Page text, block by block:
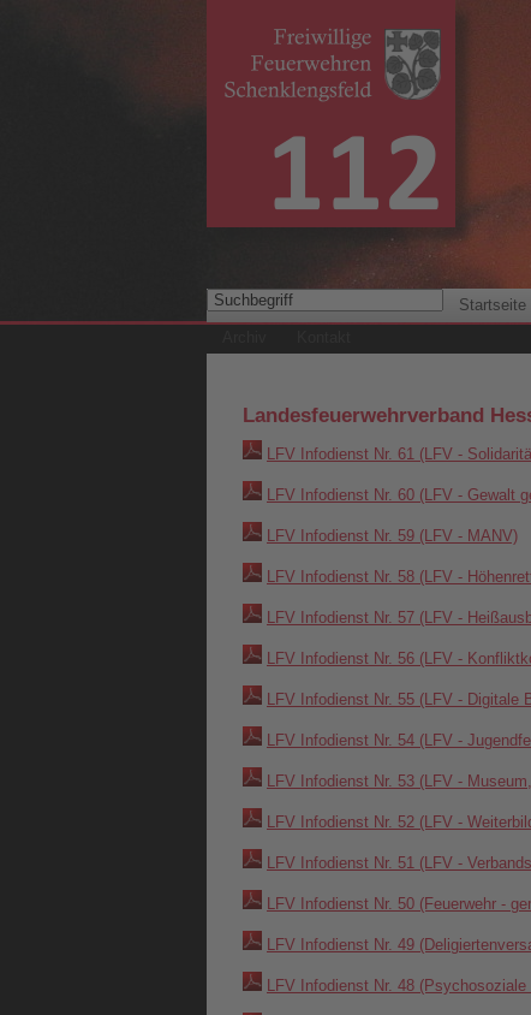
Startseite
Landesfeuerwehrverband
LFV Infodienst Nr. 61 (LFV -
LFV Infodienst Nr. 60 (LFV - Gewalt
LFV Infodienst Nr. 59 (LFV - MANV)
LFV Infodienst Nr. 58 (LFV -
LFV Infodienst Nr. 57 (LFV -
LFV Infodienst Nr. 56 (LFV -
LFV Infodienst Nr. 55 (LFV - Digitale
LFV Infodienst Nr. 54 (LFV -
LFV Infodienst Nr. 53 (LFV -
LFV Infodienst Nr. 52 (LFV -
LFV Infodienst Nr. 51 (LFV -
LFV Infodienst Nr. 50 (Feuerwehr -
LFV Infodienst Nr. 49
LFV Infodienst Nr. 48